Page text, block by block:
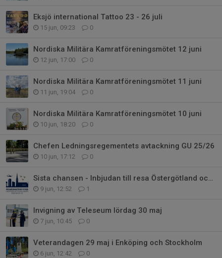
Eksjö international Tattoo 23 - 26 juli
15 jun, 09:23 0
Nordiska Militära Kamratföreningsmötet 12 juni
12 jun, 17:00 0
Nordiska Militära Kamratföreningsmötet 11 juni
11 jun, 19:04 0
Nordiska Militära Kamratföreningsmötet 10 juni
10 jun, 18:20 0
Chefen Ledningsregementets avtackning GU 25/26
10 jun, 17:12 0
Sista chansen - Inbjudan till resa Östergötland och Flygvapnet 100 år
9 jun, 12:52 1
Invigning av Teleseum lördag 30 maj
7 jun, 10:45 0
Veterandagen 29 maj i Enköping och Stockholm
6 jun, 12:42 0